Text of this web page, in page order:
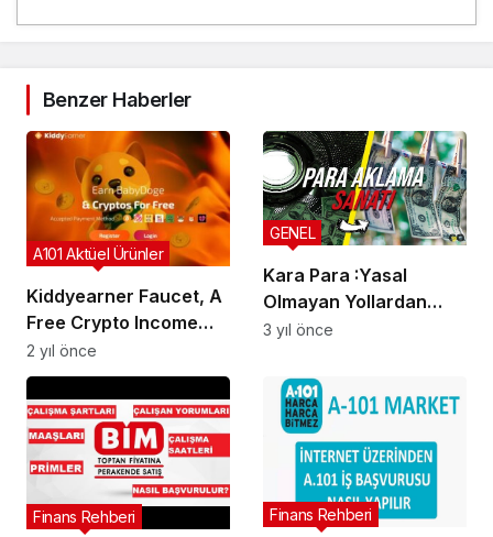
Benzer Haberler
Kiddyearner Faucet, A
Free Crypto Income
Platform
A101 Aktüel Ürünler
2 yıl önce
Kara Para :Yasal
Olmayan Yollardan
Kazanç Elde Etme
GENEL
3 yıl önce
Finans Rehberi Finans Rehberi